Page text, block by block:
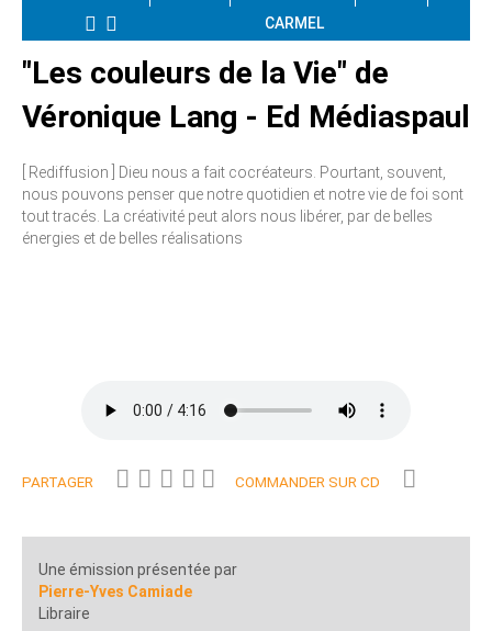
CARMEL
"Les couleurs de la Vie" de
Véronique Lang - Ed Médiaspaul
[ Rediffusion ] Dieu nous a fait cocréateurs. Pourtant, souvent,
nous pouvons penser que notre quotidien et notre vie de foi sont
tout tracés. La créativité peut alors nous libérer, par de belles
énergies et de belles réalisations
PARTAGER COMMANDER SUR CD
Une émission présentée par
Pierre-Yves Camiade
Libraire